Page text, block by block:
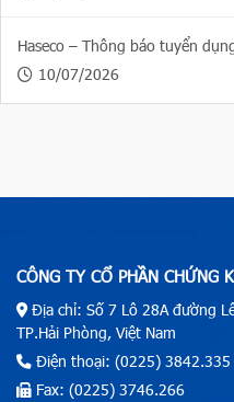
Haseco – Thông báo tuyển
10/07/2026
CÔNG TY CỔ PHẦN CHỨNG
Địa chỉ: Số 7 Lô 28A đường
TP.Hải Phòng, Việt Nam
Điện thoại: (0225) 3842.335
Fax: (0225) 3746.266